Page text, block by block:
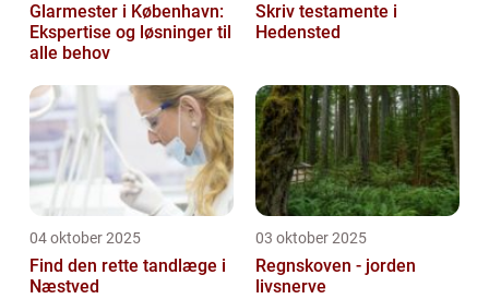
Glarmester i København:
Ekspertise og løsninger til
alle behov
Skriv testamente i
Hedensted
04 oktober 2025
Find den rette tandlæge i
Næstved
03 oktober 2025
Regnskoven - jorden
livsnerve